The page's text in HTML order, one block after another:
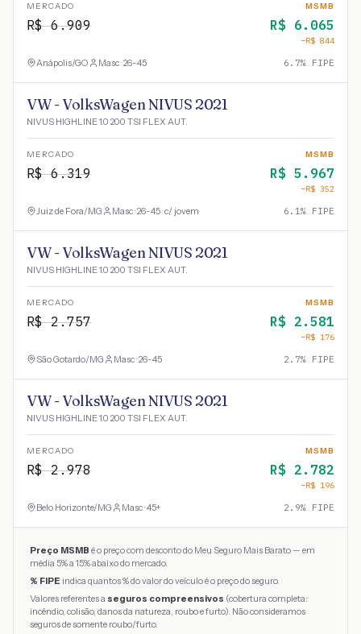
MERCADO
R$6.909
MSMB
R$ 6.065
−R$ 844
Anápolis/GO Masc · 26-45 6.7% FIPE
VW - VolksWagen NIVUS 2021
NIVUS HIGHLINE 1.0 200 TSI FLEX AUT.
MERCADO
R$6.319
MSMB
R$ 5.967
−R$ 352
Juiz de Fora/MG Masc · 26-45 · c/ jovem 6.1% FIPE
VW - VolksWagen NIVUS 2021
NIVUS HIGHLINE 1.0 200 TSI FLEX AUT.
MERCADO
R$2.757
MSMB
R$ 2.581
−R$ 176
São Gotardo/MG Masc · 26-45 2.7% FIPE
VW - VolksWagen NIVUS 2021
NIVUS HIGHLINE 1.0 200 TSI FLEX AUT.
MERCADO
R$2.978
MSMB
R$ 2.782
−R$ 196
Belo Horizonte/MG Masc · 45+ 2.9% FIPE
Preço MSMB é o preço com desconto do Meu Seguro Mais Barato — em
média 5% a 15% abaixo do mercado.
% FIPE indica quantos % do valor do veículo é o preço do seguro.
Valores referentes a seguros compreensivos (cobertura completa:
incêndio, colisão, danos da natureza, roubo e furto). Não consideramos
seguros de somente roubo/furto.